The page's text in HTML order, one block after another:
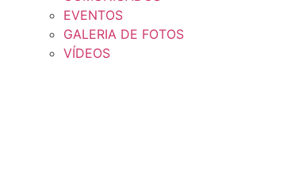
EVENTOS
GALERIA DE FOTOS
VÍDEOS